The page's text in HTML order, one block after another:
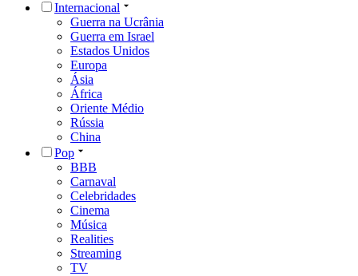
Internacional
Guerra na Ucrânia
Guerra em Israel
Estados Unidos
Europa
Ásia
África
Oriente Médio
Rússia
China
Pop
BBB
Carnaval
Celebridades
Cinema
Música
Realities
Streaming
TV